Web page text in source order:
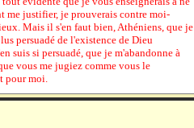
me justifier, je prouverais contre moi-
Mais il s'en faut bien, Athéniens, que je
persuadé de l'existence de Dieu
suis si persuadé, que je m'abandonne à
vous me jugiez comme vous le
pour moi.